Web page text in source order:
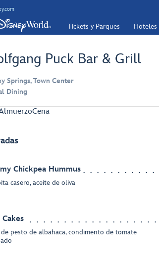
Tickets y Parques Hoteles
Puck Bar & Grill
Springs, Town Center
Dining
Cena
Chickpea Hummus
casero, aceite de oliva
Cakes
pesto de albahaca, condimento de tomate